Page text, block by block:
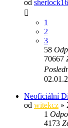
od
1
2
3
58
70667
Neoficiální
od witekcz »
1
4173